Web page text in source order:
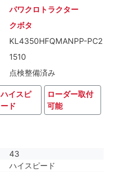
パワクロトラクター
クボタ
KL4350HFQMANPP-PC2
1510
点検整備済み
ハイスピ
ード
ローダー取付
可能
43
ハイスピード